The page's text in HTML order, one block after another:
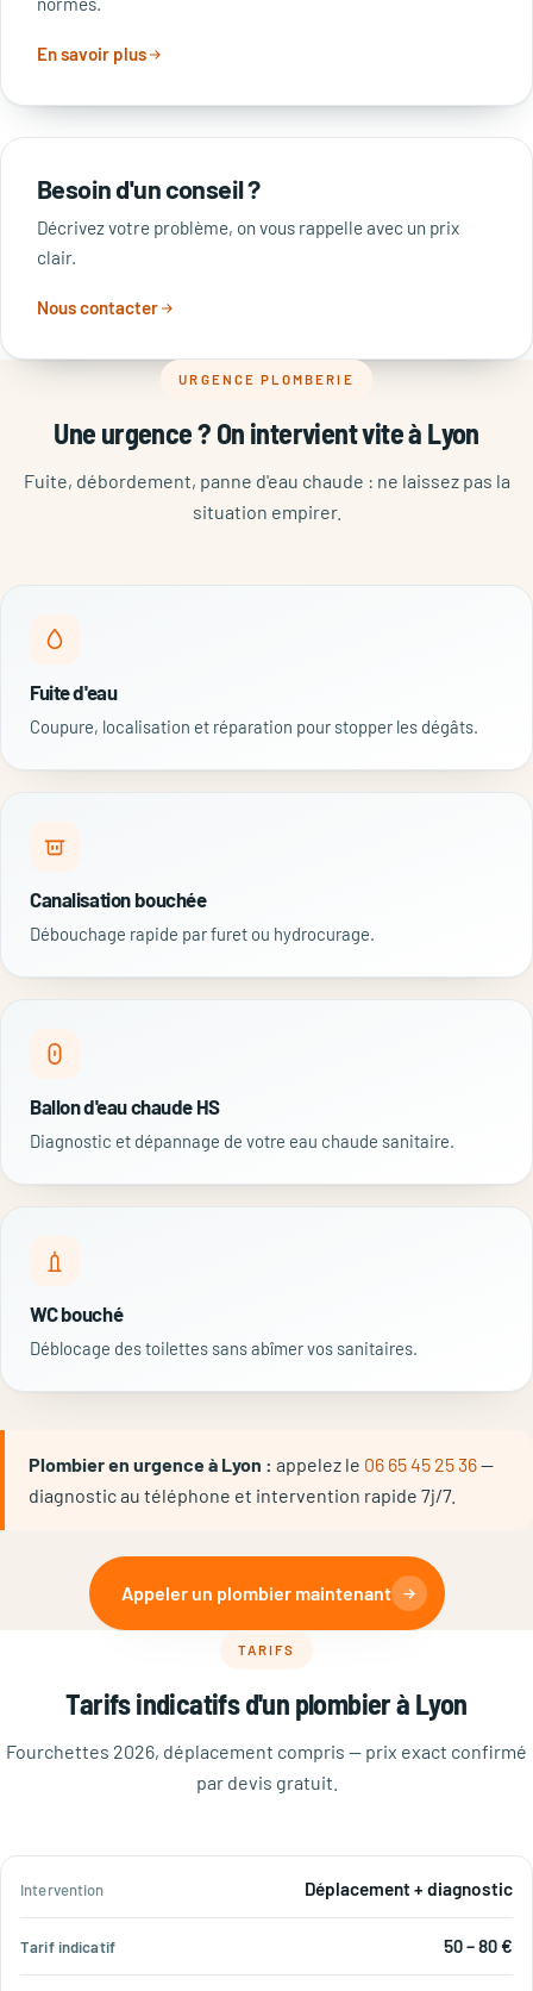
En savoir plus
Besoin d'un conseil ?
Décrivez votre problème, on vous rappelle avec un prix
clair.
Nous contacter
URGENCE PLOMBERIE
Une urgence ? On intervient vite à Lyon
Fuite, débordement, panne d'eau chaude : ne laissez pas la
situation empirer.
Fuite d'eau
Coupure, localisation et réparation pour stopper les dégâts.
Canalisation bouchée
Débouchage rapide par furet ou hydrocurage.
Ballon d'eau chaude HS
Diagnostic et dépannage de votre eau chaude sanitaire.
WC bouché
Déblocage des toilettes sans abîmer vos sanitaires.
Plombier en urgence à Lyon : appelez le 06 65 45 25 36—
diagnostic au téléphone et intervention rapide 7j/7.
Appeler un plombier maintenant
TARIFS
Tarifs indicatifs d'un plombier à Lyon
Fourchettes 2026, déplacement compris — prix exact confirmé
par devis gratuit.
Intervention Déplacement + diagnostic
50 – 80 €